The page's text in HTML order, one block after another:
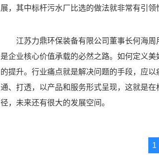
展，其中标杆污水厂比选的做法就非常有引领
江苏力鼎环保装备有限公司董事长何海
是企业核心价值承载的必然之路。如何定义
的提升。行业痛点就是解决问题的手段，应
通、打透，以产品和服务形式呈现，这就是在
径，未来还有很大的发展空间。
1